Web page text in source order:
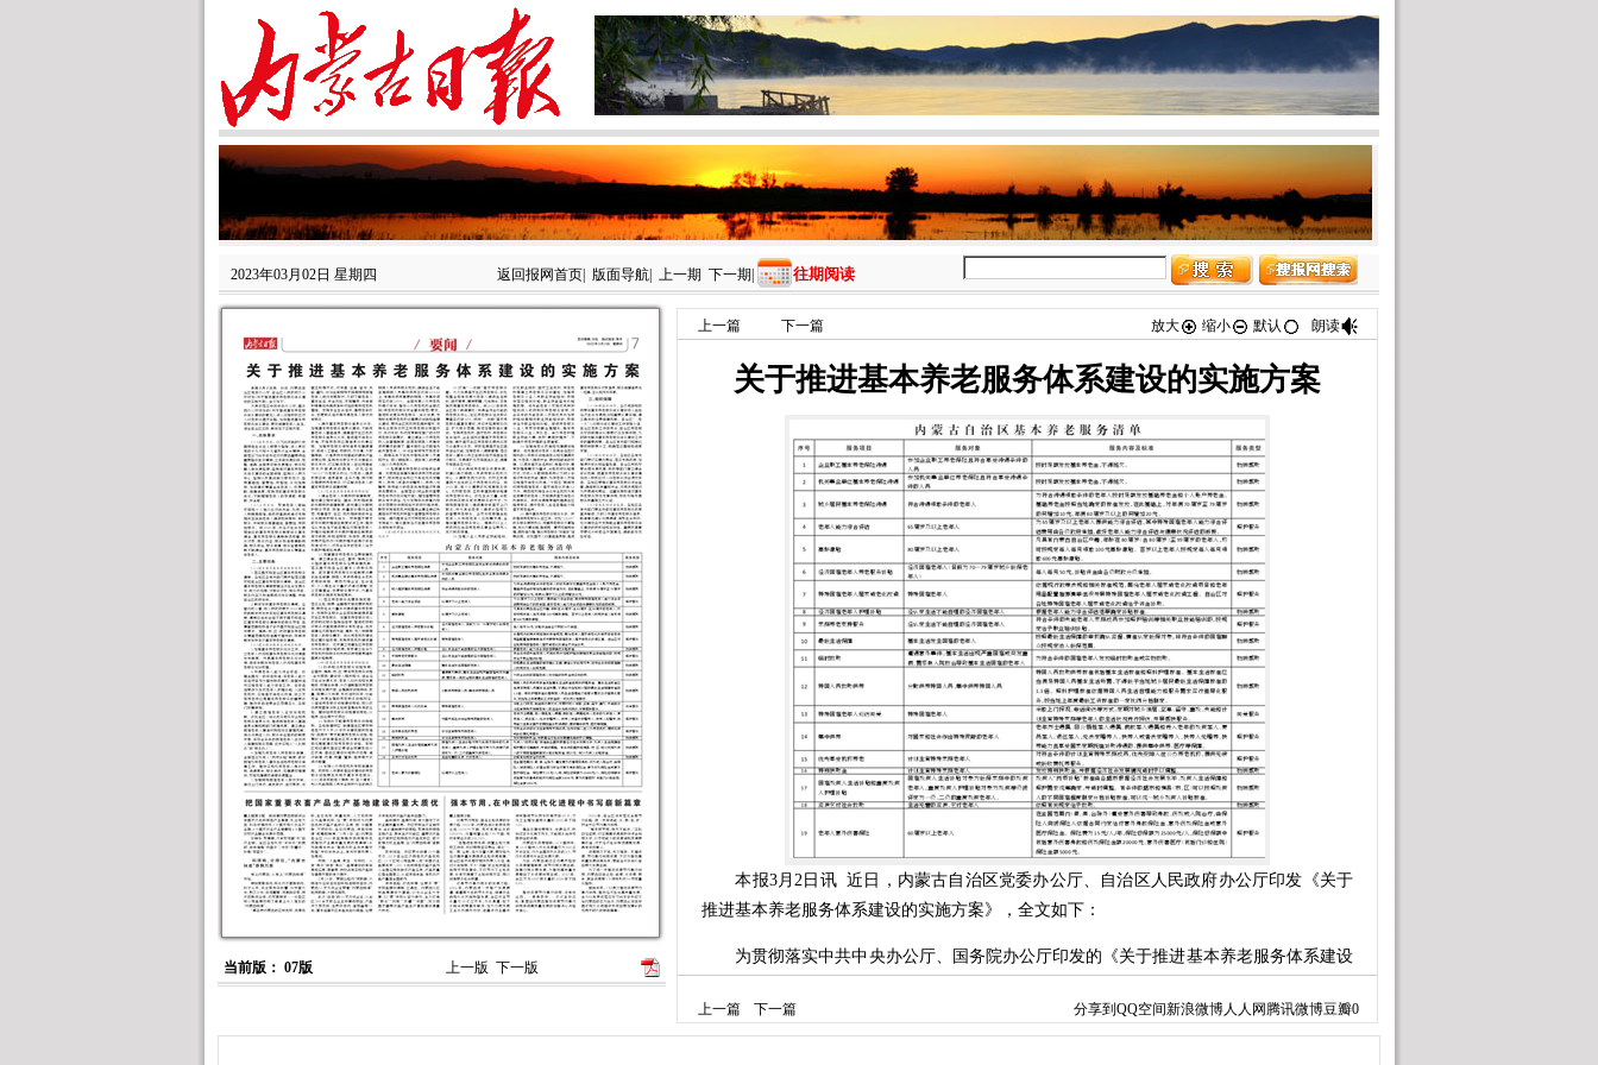
2023年03月02日 星期四 返回报网首页 版面导航 上一期 下一期 往期阅读
当前版： 07版 上一版 下一版
上一篇 下一篇 放大 缩小 默认 朗读
关于推进基本养老服务体系建设的实施方案
本报3月2日讯 近日，内蒙古自治区党委办公厅、自治区人民政府办公厅印发《关于
推进基本养老服务体系建设的实施方案》，全文如下：
为贯彻落实中共中央办公厅、国务院办公厅印发的《关于推进基本养老服务体系建设
好保障老年人生活，结合自治区实际，制定如下实施方案。
上一篇 下一篇 分享到 QQ空间新浪微博人人网 腾讯微博豆瓣0